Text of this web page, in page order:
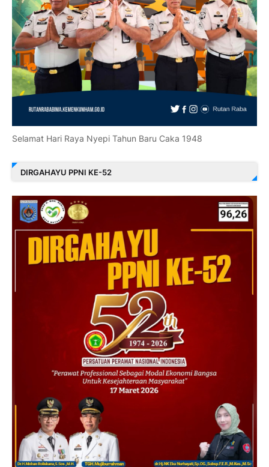
Selamat Hari Raya Nyepi Tahun Baru Caka 1948
DIRGAHAYU PPNI KE-52